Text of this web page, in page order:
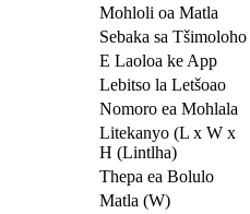
Mohloli oa Matla
Sebaka sa Tšimoloho
E Laoloa ke App
Lebitso la Letšoao
Nomoro ea Mohlala
Litekanyo (L x W x
H (Lintlha)
Thepa ea Bolulo
Matla (W)